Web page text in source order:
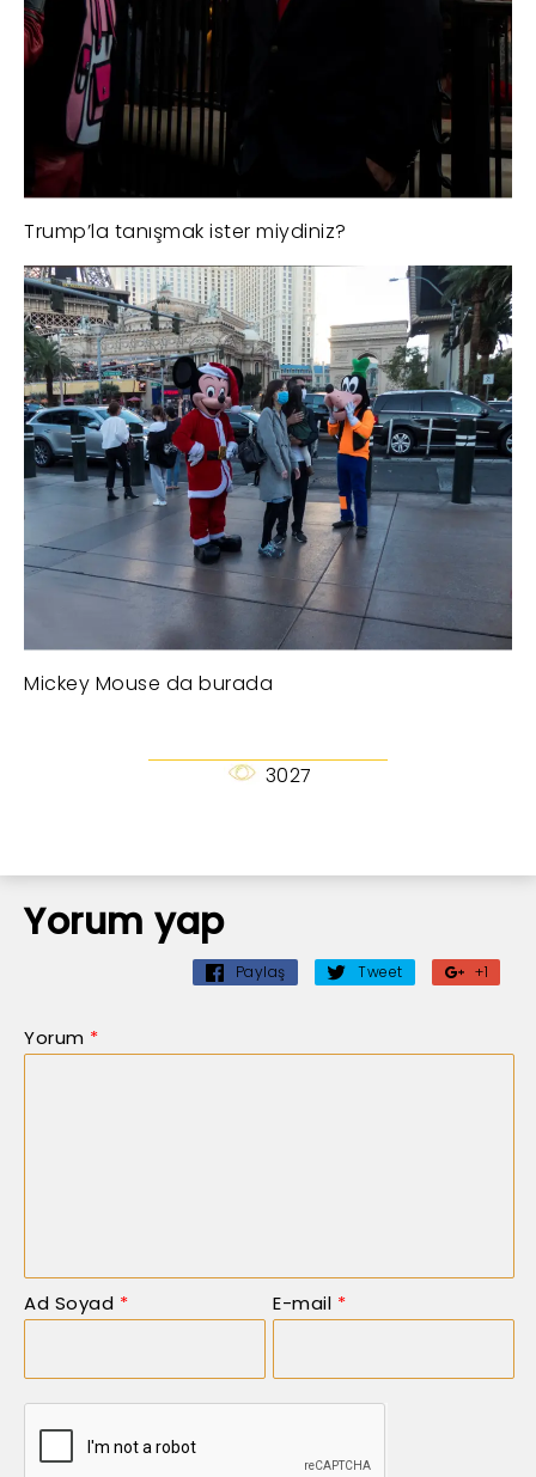
Trump’la tanışmak ister miydiniz?
Mickey Mouse da burada
3027
Yorum yap
Paylaş Tweet +1
Yorum *
Ad Soyad * E-mail *